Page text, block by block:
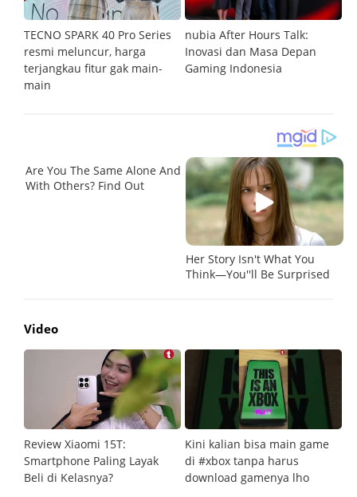
TECNO SPARK 40 Pro Series
resmi meluncur, harga
terjangkau fitur gak main-
main
nubia After Hours Talk:
Inovasi dan Masa Depan
Gaming Indonesia
Video
Review Xiaomi 15T:
Smartphone Paling Layak
Beli di Kelasnya?
Kini kalian bisa main game
di #xbox tanpa harus
download gamenya lho